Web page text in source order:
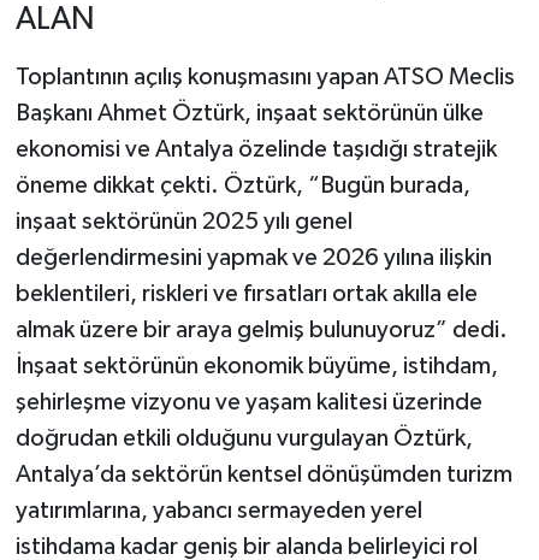
ALAN
Toplantının açılış konuşmasını yapan ATSO Meclis
Başkanı Ahmet Öztürk, inşaat sektörünün ülke
ekonomisi ve Antalya özelinde taşıdığı stratejik
öneme dikkat çekti. Öztürk, “Bugün burada,
inşaat sektörünün 2025 yılı genel
değerlendirmesini yapmak ve 2026 yılına ilişkin
beklentileri, riskleri ve fırsatları ortak akılla ele
almak üzere bir araya gelmiş bulunuyoruz” dedi.
İnşaat sektörünün ekonomik büyüme, istihdam,
şehirleşme vizyonu ve yaşam kalitesi üzerinde
doğrudan etkili olduğunu vurgulayan Öztürk,
Antalya’da sektörün kentsel dönüşümden turizm
yatırımlarına, yabancı sermayeden yerel
istihdama kadar geniş bir alanda belirleyici rol